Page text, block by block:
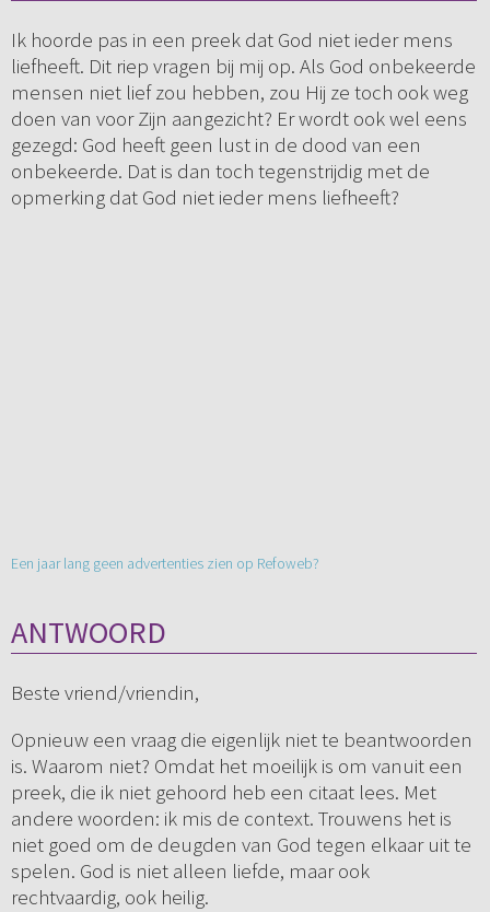
Ik hoorde pas in een preek dat God niet ieder mens
liefheeft. Dit riep vragen bij mij op. Als God onbekeerde
mensen niet lief zou hebben, zou Hij ze toch ook weg
doen van voor Zijn aangezicht? Er wordt ook wel eens
gezegd: God heeft geen lust in de dood van een
onbekeerde. Dat is dan toch tegenstrijdig met de
opmerking dat God niet ieder mens liefheeft?
Een jaar lang geen advertenties zien op Refoweb?
ANTWOORD
Beste vriend/vriendin,
Opnieuw een vraag die eigenlijk niet te beantwoorden
is. Waarom niet? Omdat het moeilijk is om vanuit een
preek, die ik niet gehoord heb een citaat lees. Met
andere woorden: ik mis de context. Trouwens het is
niet goed om de deugden van God tegen elkaar uit te
spelen. God is niet alleen liefde, maar ook
rechtvaardig, ook heilig.